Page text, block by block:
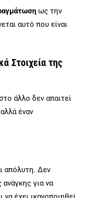
ως την
αυτό που είναι
Στοιχεία της
άλλο δεν απαιτεί
έναν
απόλυτη. Δεν
για να